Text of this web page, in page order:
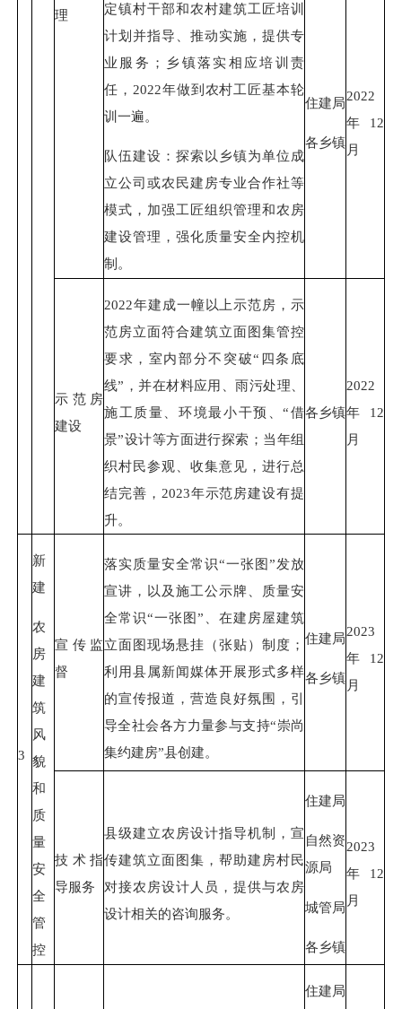
理
定镇村干部和农村建筑工匠培训
计划并指导、推动实施，提供专
业服务；乡镇落实相应培训责
任，2022年做到农村工匠基本轮
训一遍。
队伍建设：探索以乡镇为单位成
立公司或农民建房专业合作社等
模式，加强工匠组织管理和农房
建设管理，强化质量安全内控机
制。
住建局
各乡镇
2022
年12
月
示范房
建设
2022年建成一幢以上示范房，示
范房立面符合建筑立面图集管控
要求，室内部分不突破“四条底
线”，并在材料应用、雨污处理、
施工质量、环境最小干预、“借
景”设计等方面进行探索；当年组
织村民参观、收集意见，进行总
结完善，2023年示范房建设有提
升。
各乡镇
2022
年12
月
3
新
建
农
房
建
筑
风
貌
和
质
量
安
全
管
控
宣传监
督
落实质量安全常识“一张图”发放
宣讲，以及施工公示牌、质量安
全常识“一张图”、在建房屋建筑
立面图现场悬挂（张贴）制度；
利用县属新闻媒体开展形式多样
的宣传报道，营造良好氛围，引
导全社会各方力量参与支持“崇尚
集约建房”县创建。
住建局
各乡镇
2023
年12
月
技术指
导服务
县级建立农房设计指导机制，宣
传建筑立面图集，帮助建房村民
对接农房设计人员，提供与农房
设计相关的咨询服务。
住建局
自然资
源局
城管局
各乡镇
2023
年12
月
住建局